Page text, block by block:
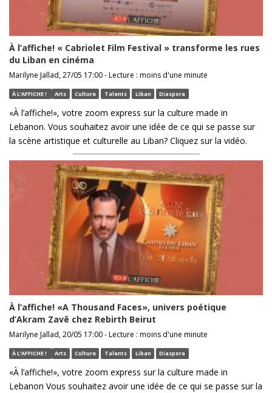
À l’affiche! « Cabriolet Film Festival » transforme les rues
du Liban en cinéma
Marilyne Jallad, 27/05 17:00 - Lecture : moins d'une minute
À L’AFFICHE ! Arts Culture Talents Liban Diaspora
«À l’affiche!», votre zoom express sur la culture made in
Lebanon. Vous souhaitez avoir une idée de ce qui se passe sur
la scène artistique et culturelle au Liban? Cliquez sur la vidéo.
À l’affiche! «A Thousand Faces», univers poétique
d’Akram Zavê chez Rebirth Beirut
Marilyne Jallad, 20/05 17:00 - Lecture : moins d'une minute
À L’AFFICHE ! Arts Culture Talents Liban Diaspora
«À l’affiche!», votre zoom express sur la culture made in
Lebanon Vous souhaitez avoir une idée de ce qui se passe sur la